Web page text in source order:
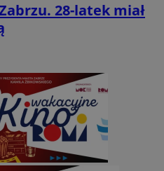
28-latek miał